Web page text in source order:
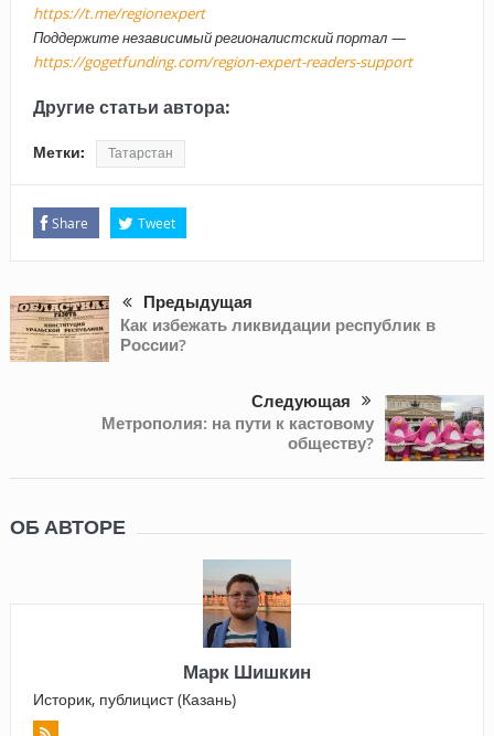
https://t.me/regionexpert
Поддержите независимый регионалистский портал —
https://gogetfunding.com/region-expert-readers-support
Другие статьи автора:
Метки: Татарстан
Share Tweet
Предыдущая
Как избежать ликвидации республик в
России?
Следующая
Метрополия: на пути к кастовому
обществу?
ОБ АВТОРЕ
Марк Шишкин
Историк, публицист (Казань)